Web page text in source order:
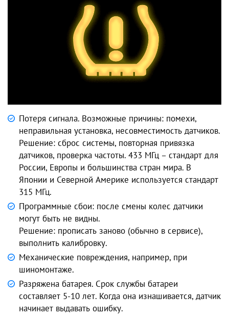
Потеря сигнала. Возможные причины: помехи,
неправильная установка, несовместимость датчиков.
Решение: сброс системы, повторная привязка
датчиков, проверка частоты. 433 МГц – стандарт для
России, Европы и большинства стран мира. В
Японии и Северной Америке используется стандарт
315 МГц.
Программные сбои: после смены колес датчики
могут быть не видны.
Решение: прописать заново (обычно в сервисе),
выполнить калибровку.
Механические повреждения, например, при
шиномонтаже.
Разряжена батарея. Срок службы батареи
составляет 5-10 лет. Когда она изнашивается, датчик
начинает выдавать ошибку.